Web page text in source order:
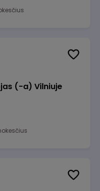
(-a) Vilniuje